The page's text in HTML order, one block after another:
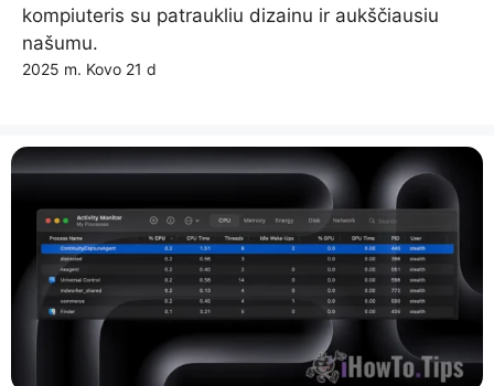
kompiuteris su patraukliu dizainu ir aukščiausiu
našumu.
2025 m. Kovo 21 d